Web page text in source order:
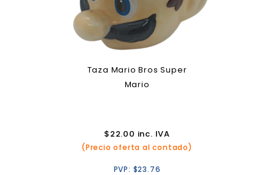
Taza Mario Bros Super
Mario
$22.00 inc. IVA
(Precio oferta al contado)
PVP: $23.76